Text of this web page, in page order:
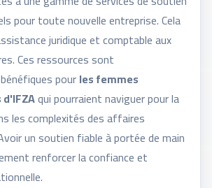
pour toute nouvelle entreprise. Cela
juridique et comptable aux
Ces ressources sont
pourles femmes
qui pourraient naviguer pour la
les complexités des affaires
un soutien fiable à portée de main
renforcer la confiance et